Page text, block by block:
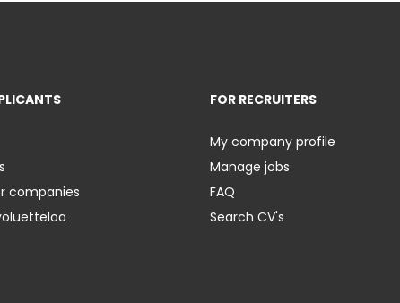
companies
FOR RECRUITERS
My company profile
Manage jobs
FAQ
Search CV's